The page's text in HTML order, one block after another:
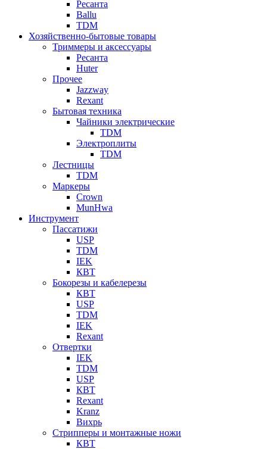
Ресанта
Ballu
TDM
Хозяйственно-бытовые товары
Триммеры и аксессуары
Ресанта
Huter
Прочее
Jazzway
Rexant
Бытовая техника
Чайники электрические
TDM
Электроплиты
TDM
Лестницы
TDM
Маркеры
Crown
MunHwa
Инструмент
Пассатижи
USP
TDM
IEK
КВТ
Бокорезы и кабелерезы
КВТ
USP
TDM
IEK
Rexant
Отвертки
IEK
TDM
USP
КВТ
Rexant
Kranz
Вихрь
Стрипперы и монтажные ножи
КВТ